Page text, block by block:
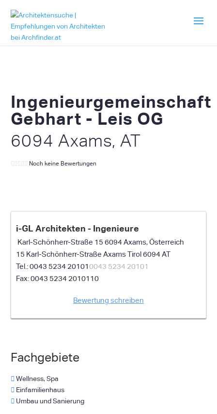
Ingenieurgemeinschaft
Gebhart - Leis OG
6094 Axams, AT
Noch keine Bewertungen
i-GL Architekten - Ingenieure
Karl-Schönherr-Straße 15 6094 Axams, Österreich
15 Karl-Schönherr-Straße Axams Tirol 6094 AT
0043 5234 201010043 5234 20101
0043 5234 2010110
Bewertung schreiben
Fachgebiete
Wellness, Spa
Einfamilienhaus
Umbau und Sanierung